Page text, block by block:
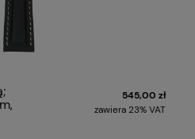
545,00 zł
zawiera 23% VAT